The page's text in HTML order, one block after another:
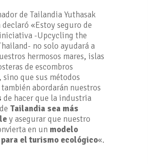
de Tailandia Yuthasak
declaró «Estoy seguro de
-Upcycling the
no solo ayudará a
hermosos mares, islas
de escombros
sino que sus métodos
abordarán nuestros
de hacer que la industria
Tailandia sea más
y asegurar que nuestro
en un modelo
el turismo ecológico«.